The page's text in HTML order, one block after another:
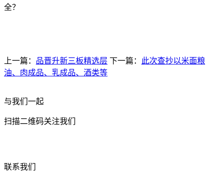
全？
上一篇： 品晋升新三板精选层 下一篇：
此次查抄以米面粮
油、肉成品、乳成品、酒类等
与我们一起
扫描二维码关注我们
联系我们